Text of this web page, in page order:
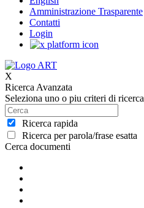
Amministrazione Trasparente
Contatti
Login
X
Ricerca Avanzata
Seleziona uno o piu criteri di ricerca
Ricerca rapida
Ricerca per parola/frase esatta
Cerca documenti